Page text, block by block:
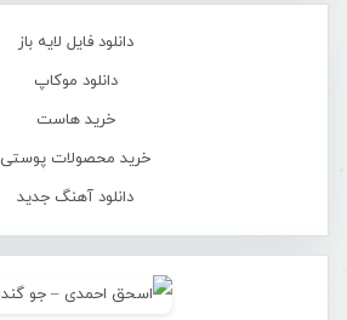
دانلود فایل لایه باز
دانلود موکاپ
خرید هاست
خرید محصولات پوستی
دانلود آهنگ جدید